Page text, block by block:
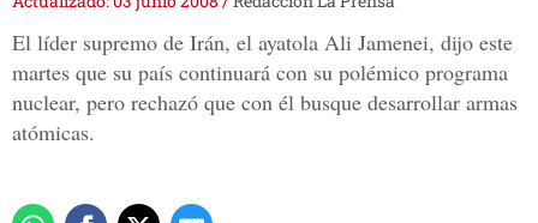
El líder supremo de Irán, el ayatola Ali Jamenei, dijo este
martes que su país continuará con su polémico programa
nuclear, pero rechazó que con él busque desarrollar armas
atómicas.